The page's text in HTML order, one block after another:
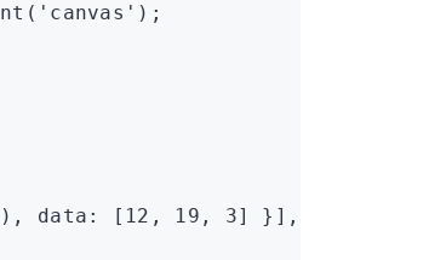
( 'canvas' );
) , data : [ 12 , 19 , 3] }] ,